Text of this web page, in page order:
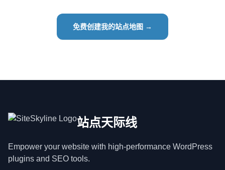
免费创建我的站点地图 →
站点天际线
Empower your website with high-performance WordPress
plugins and SEO tools.